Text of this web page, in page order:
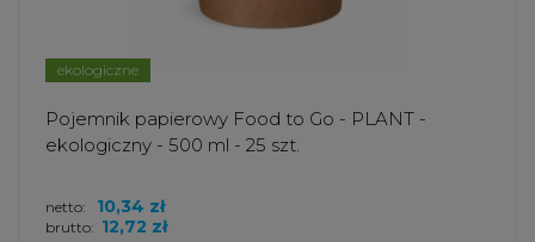
ekologiczne
Pojemnik papierowy Food to Go - PLANT -
ekologiczny - 500 ml - 25 szt.
brutto: 12,72 zł
netto: 10,34 zł